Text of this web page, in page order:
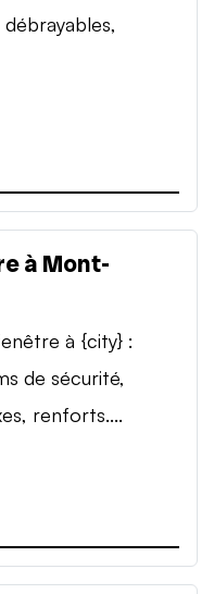
à Mont-
à {city} :
de sécurité,
renforts....